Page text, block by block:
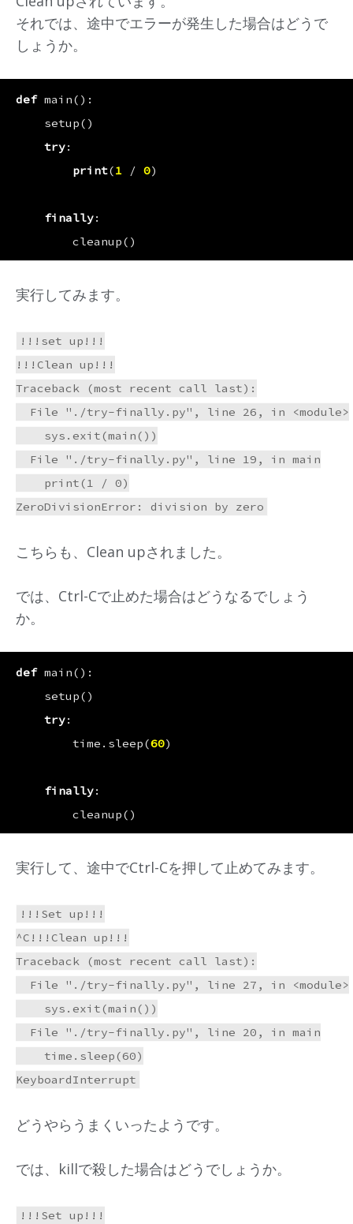
それでは、途中でエラーが発生した場合はどうで
しょうか。
def main():
setup()
try:
print(1 / 0)
finally:
cleanup()
実行してみます。
!!!set up!!!
!!!Clean up!!!
Traceback (most recent call last):
  File "./try-finally.py", line 26, in <module>
    sys.exit(main())
  File "./try-finally.py", line 19, in main
    print(1 / 0)
こちらも、Clean upされました。
では、Ctrl-Cで止めた場合はどうなるでしょう
か。
def main():
setup()
try:
time . sleep(60)
finally:
cleanup()
実行して、途中でCtrl-Cを押して止めてみます。
!!!Set up!!!
^C!!!Clean up!!!
Traceback (most recent call last):
  File "./try-finally.py", line 27, in <module>
    sys.exit(main())
  File "./try-finally.py", line 20, in main
    time.sleep(60)
どうやらうまくいったようです。
では、killで殺した場合はどうでしょうか。
!!!Set up!!!